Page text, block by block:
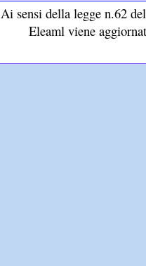
Ai sensi della legge n.62
Eleaml viene